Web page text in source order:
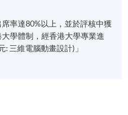
率達80%以上，並於評核中獲
學體制，經香港大學專業進
: 三維電腦動畫設計)」